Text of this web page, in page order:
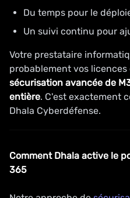
Du temps pour le
Un suivi continu pour
Votre prestataire
probablement vos
sécurisation avancée de
entière. C'est exactement
Dhala Cyberdéfense.
Comment Dhala active le
365